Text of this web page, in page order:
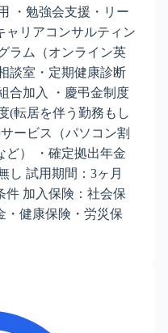
・勉強会支援・リー
ャリアコンサルティン
ラム（オンライン英
談室・定期健康診断
合加入 ・慶弔金制度
(転居を伴う勤務もし
ービス（パソコン割
ど） ・確定拠出年金
し 試用期間：3ヶ月
件 加入保険：社会保
・健康保険・労災保